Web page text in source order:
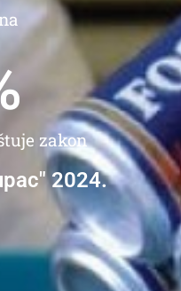
zakon
2024.